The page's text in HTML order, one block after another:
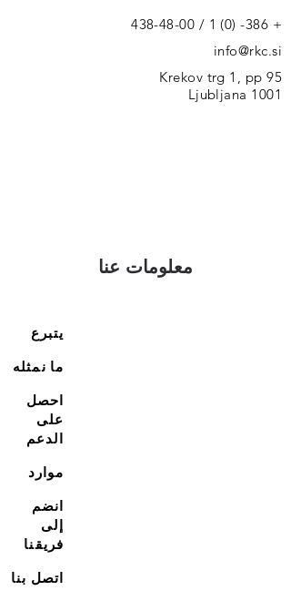
+ 386- (0) 1 /
438-48-00
info@rkc.si
Krekov trg 1, pp 95
1001 Ljubljana
معلومات عنا
يتبرع
ما نمثله
احصل
على
الدعم
موارد
انضم
إلى
فريقنا
اتصل بنا